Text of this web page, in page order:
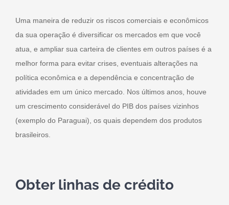
Uma maneira de reduzir os riscos comerciais e econômicos
da sua operação é diversificar os mercados em que você
atua, e ampliar sua carteira de clientes em outros países é a
melhor forma para evitar crises, eventuais alterações na
política econômica e a dependência e concentração de
atividades em um único mercado. Nos últimos anos, houve
um crescimento considerável do PIB dos países vizinhos
(exemplo do Paraguai), os quais dependem dos produtos
brasileiros.
Obter linhas de crédito